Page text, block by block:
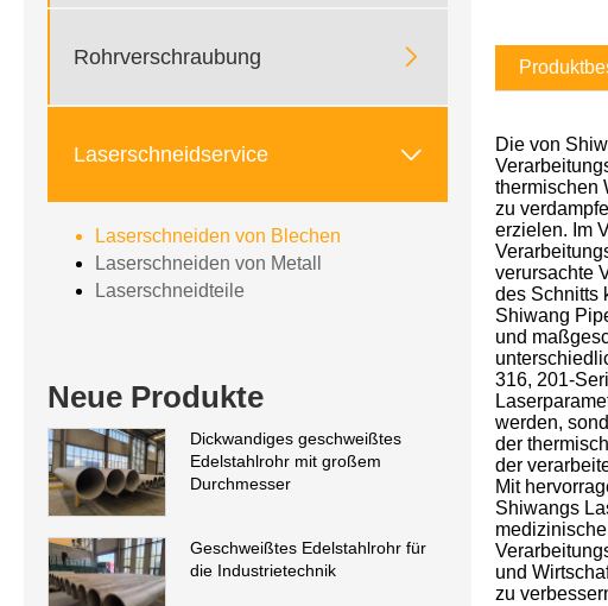
Rohrverschraubung 
Laserschneidservice 
Laserschneiden von Blechen
Laserschneiden von Metall
Laserschneidteile
Neue Produkte
Dickwandiges geschweißtes
Edelstahlrohr mit großem
Durchmesser
Geschweißtes Edelstahlrohr für
die Industrietechnik
Die von
thermischen
zu
erzielen. Im
verursachte
des Schnitts
Shiwang
und
316, 201-
werden,
der
der
Mit
Shiwangs
und
zu